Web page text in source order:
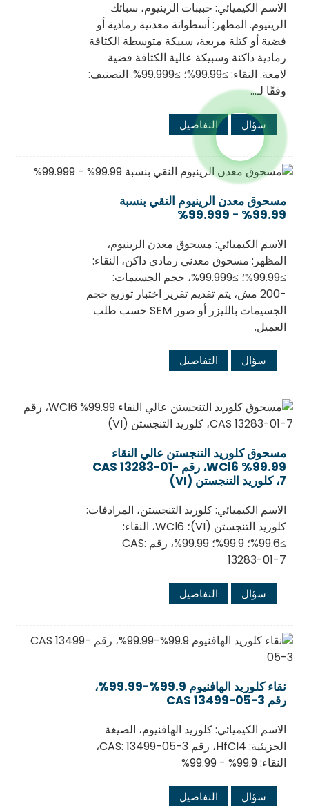
الاسم الكيميائي: حبيبات الرينيوم، سبائك
الرينيوم. المظهر: أسطوانة معدنية رمادية أو
فضية أو كتلة مربعة، سبيكة متوسطة الكثافة
رمادية داكنة وسبيكة عالية الكثافة فضية
لامعة. النقاء: ≥99.99%؛ ≥99.999%. التصنيف:
وفقًا لـ...
سؤال التفاصيل
مسحوق معدن الرينيوم النقي بنسبة
99.99% - 99.999%
الاسم الكيميائي: مسحوق معدن الرينيوم،
المظهر: مسحوق معدني رمادي داكن، النقاء:
≥99.99%؛ ≥99.999%، حجم الجسيمات:
-200 مش، يتم تقديم تقرير اختبار توزيع حجم
الجسيمات بالليزر أو صور SEM حسب طلب
العميل.
سؤال التفاصيل
مسحوق كلوريد التنجستن عالي النقاء
99.99% WCl6، رقم CAS 13283-01-
7، كلوريد التنجستن (VI)
الاسم الكيميائي: كلوريد التنجستن، المرادفات:
كلوريد التنجستن (VI)؛ WCl6، النقاء:
≥99.6%؛ 99.9%؛ 99.99%، رقم CAS:
13283-01-7
سؤال التفاصيل
نقاء كلوريد الهافنيوم 99.9%-99.99%،
رقم CAS 13499-05-3
الاسم الكيميائي: كلوريد الهافنيوم، الصيغة
الجزيئية: HfCl4، رقم CAS: 13499-05-3،
النقاء: 99.9% - 99.99%
سؤال التفاصيل